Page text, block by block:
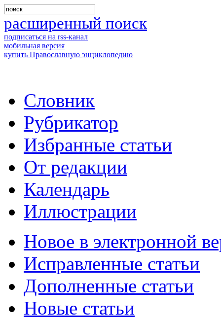
расширенный поиск
подписаться на rss-канал
мобильная версия
купить Православную энциклопедию
Словник
Рубрикатор
Избранные статьи
От редакции
Календарь
Иллюстрации
Новое в электронной
Исправленные статьи
Дополненные статьи
Новые статьи